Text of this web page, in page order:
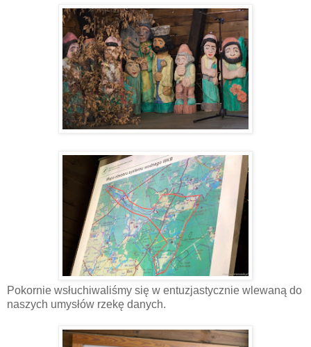
Pokornie wsłuchiwaliśmy się w entuzjastycznie wlewaną do
naszych umysłów rzekę danych.